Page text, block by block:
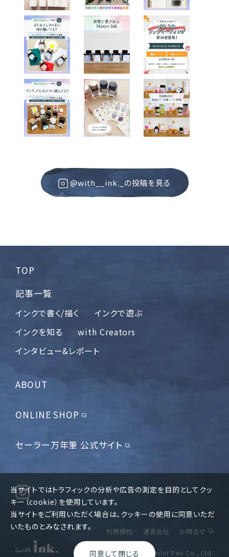
こんにちは、
『with ink.』
です🖋️ 6/
@with__ink._の投稿を見る
TOP
記事一覧
インクで書く/描く
インクで遊ぶ
インクを知る
with Creators
インタビュー&レポート
ABOUT
ONLINE SHOP
セーラー万年筆 公式サイト
利用規約 運営会社 お問合せ
（c) 2023 The Sailor Pen Co., Ltd.
当サイトではトラフィックの分析や広告の測定を目的としてクッ
キー（cookie）を使用しています。
当サイトをご利用いただく場合は、クッキーの使用に同意いただ
いたものとみなされます。
同意して閉じる